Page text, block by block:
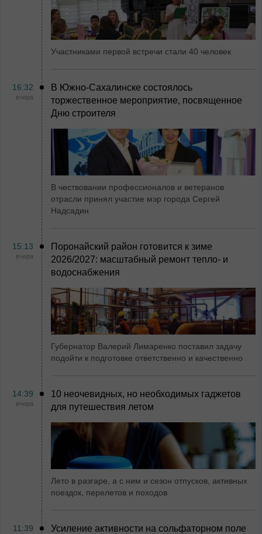
Участниками первой встречи стали 40 человек
16:32
вчера
В Южно-Сахалинске состоялось
торжественное мероприятие, посвященное
Дню строителя
В чествовании профессионалов и ветеранов
отрасли принял участие мэр города Сергей
Надсадин
15:13
вчера
Поронайский район готовится к зиме
2026/2027: масштабный ремонт тепло- и
водоснабжения
Губернатор Валерий Лимаренко поставил задачу
подойти к подготовке ответственно и качественно
14:39
вчера
10 неочевидных, но необходимых гаджетов
для путешествия летом
Лето в разгаре, а с ним и сезон отпусков, активных
поездок, перелетов и походов
11:39
Усиление активности на сольфаторном поле